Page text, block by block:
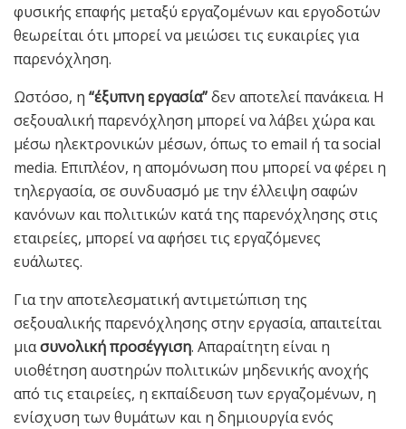
φυσικής επαφής μεταξύ εργαζομένων και εργοδοτών
θεωρείται ότι μπορεί να μειώσει τις ευκαιρίες για
παρενόχληση.
Ωστόσο, η “έξυπνη εργασία”δεν αποτελεί πανάκεια. Η
σεξουαλική παρενόχληση μπορεί να λάβει χώρα και
μέσω ηλεκτρονικών μέσων, όπως το email ή τα social
media. Επιπλέον, η απομόνωση που μπορεί να φέρει η
τηλεργασία, σε συνδυασμό με την έλλειψη σαφών
κανόνων και πολιτικών κατά της παρενόχλησης στις
εταιρείες, μπορεί να αφήσει τις εργαζόμενες
ευάλωτες.
Για την αποτελεσματική αντιμετώπιση της
σεξουαλικής παρενόχλησης στην εργασία, απαιτείται
μιασυνολική προσέγγιση. Απαραίτητη είναι η
υιοθέτηση αυστηρών πολιτικών μηδενικής ανοχής
από τις εταιρείες, η εκπαίδευση των εργαζομένων, η
ενίσχυση των θυμάτων και η δημιουργία ενός